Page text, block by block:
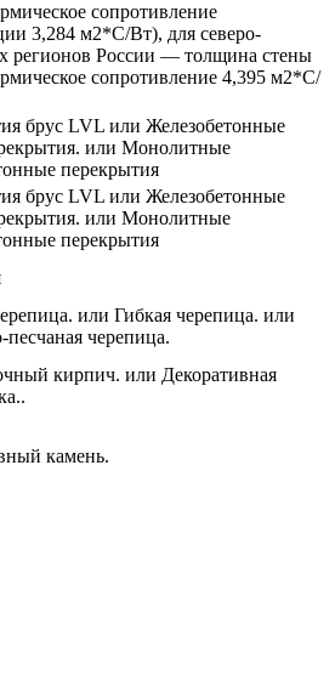
сопротивление
3,284 м2*С/Вт), для северо-
регионов России — толщина стены
сопротивление 4,395 м2*С/
брус LVL или Железобетонные
или Монолитные
перекрытия
брус LVL или Железобетонные
или Монолитные
перекрытия
или Гибкая черепица. или
черепица.
кирпич. или Декоративная
камень.